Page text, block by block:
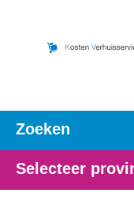
Zoeken
Selecteer